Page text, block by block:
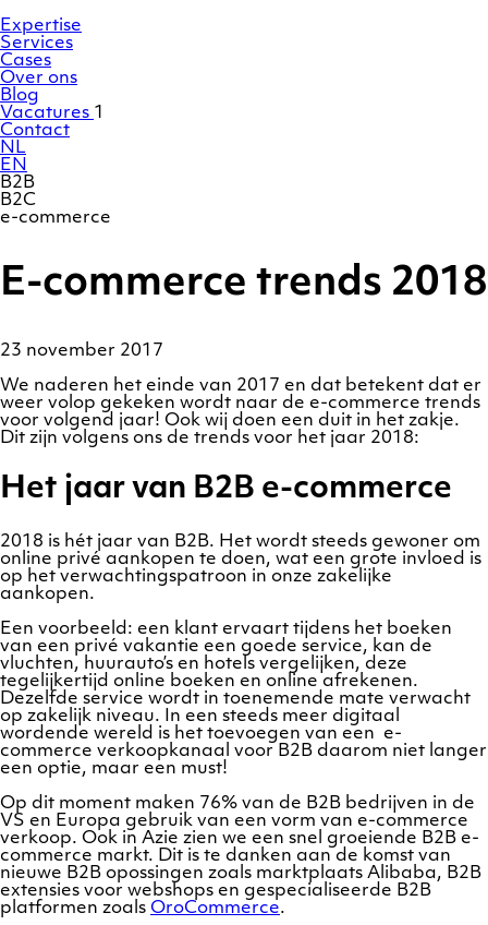
naar
de
inhoud
Expertise
Services
Cases
Over ons
Blog
Vacatures 1
Contact
NL
EN
B2B
B2C
e-commerce
E-commerce trends 2018
23 november 2017
We naderen het einde van 2017 en dat betekent dat er
weer volop gekeken wordt naar de e-commerce trends
voor volgend jaar! Ook wij doen een duit in het zakje.
Dit zijn volgens ons de trends voor het jaar 2018:
Het jaar van B2B e-commerce
2018 is hét jaar van B2B. Het wordt steeds gewoner om
online privé aankopen te doen, wat een grote invloed is
op het verwachtingspatroon in onze zakelijke
aankopen.
Een voorbeeld: een klant ervaart tijdens het boeken
van een privé vakantie een goede service, kan de
vluchten, huurauto’s en hotels vergelijken, deze
tegelijkertijd online boeken en online afrekenen.
Dezelfde service wordt in toenemende mate verwacht
op zakelijk niveau. In een steeds meer digitaal
wordende wereld is het toevoegen van een e-
commerce verkoopkanaal voor B2B daarom niet langer
een optie, maar een must!
Op dit moment maken 76% van de B2B bedrijven in de
VS en Europa gebruik van een vorm van e-commerce
verkoop. Ook in Azie zien we een snel groeiende B2B e-
commerce markt. Dit is te danken aan de komst van
nieuwe B2B opossingen zoals marktplaats Alibaba, B2B
extensies voor webshops en gespecialiseerde B2B
platformen zoals OroCommerce.